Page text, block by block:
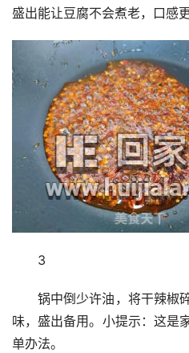
盛出能让豆腐不会煮老，口感更
3
锅中倒少许油，将干辣椒
味，盛出备用。小提示：这是
单办法。